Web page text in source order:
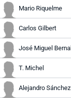
Mario Riquelme
Carlos Gilbert
T. Michel
Alejandro Sánchez